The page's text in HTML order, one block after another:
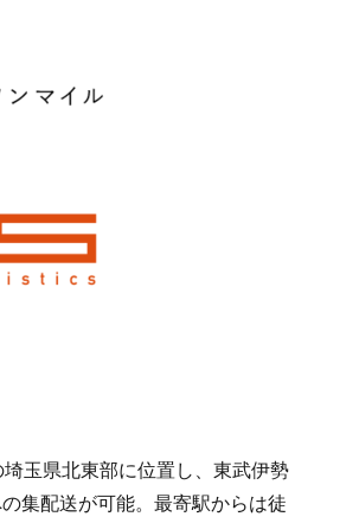
玉県北東部に位置し、東武伊勢
集配送が可能。最寄駅からは徒